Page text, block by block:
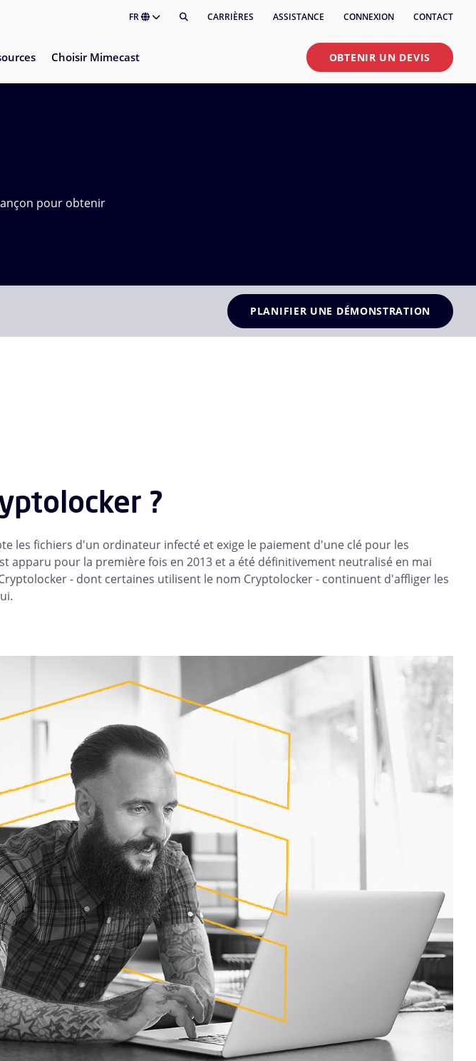
FR CARRIÈRES ASSISTANCE CONNEXION CONTACT
Choisir Mimecast OBTENIR UN DEVIS
pour obtenir
PLANIFIER UNE DÉMONSTRATION
?
les fichiers d'un ordinateur infecté et exige le paiement d'une clé pour les
apparu pour la première fois en 2013 et a été définitivement neutralisé en mai
- dont certaines utilisent le nom Cryptolocker - continuent d'affliger les